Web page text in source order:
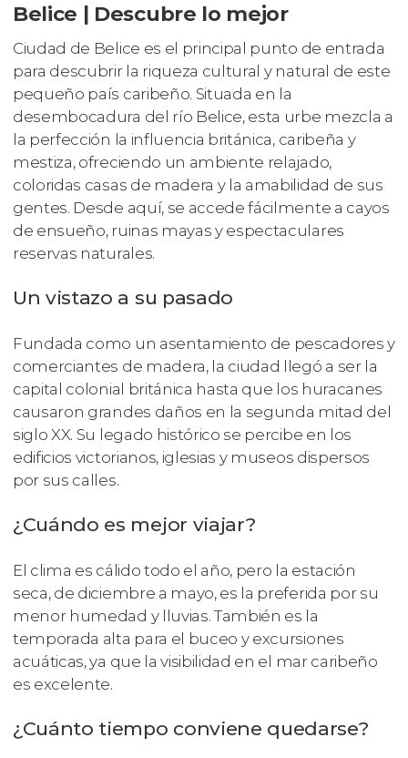
Belice | Descubre lo mejor
Ciudad de Belice es el principal punto de entrada
para descubrir la riqueza cultural y natural de este
pequeño país caribeño. Situada en la
desembocadura del río Belice, esta urbe mezcla a
la perfección la influencia británica, caribeña y
mestiza, ofreciendo un ambiente relajado,
coloridas casas de madera y la amabilidad de sus
gentes. Desde aquí, se accede fácilmente a cayos
de ensueño, ruinas mayas y espectaculares
reservas naturales.
Un vistazo a su pasado
Fundada como un asentamiento de pescadores y
comerciantes de madera, la ciudad llegó a ser la
capital colonial británica hasta que los huracanes
causaron grandes daños en la segunda mitad del
siglo XX. Su legado histórico se percibe en los
edificios victorianos, iglesias y museos dispersos
por sus calles.
¿Cuándo es mejor viajar?
El clima es cálido todo el año, pero la estación
seca, de diciembre a mayo, es la preferida por su
menor humedad y lluvias. También es la
temporada alta para el buceo y excursiones
acuáticas, ya que la visibilidad en el mar caribeño
es excelente.
¿Cuánto tiempo conviene quedarse?